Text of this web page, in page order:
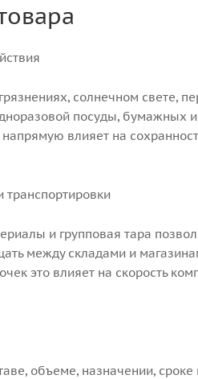
солнечном свете,
посуды, бумажных
влияет на
и групповая тара
между складами и
это влияет на скорость
объеме, назначении, сроке